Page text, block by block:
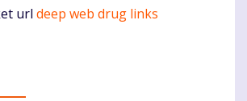
url deep web drug links